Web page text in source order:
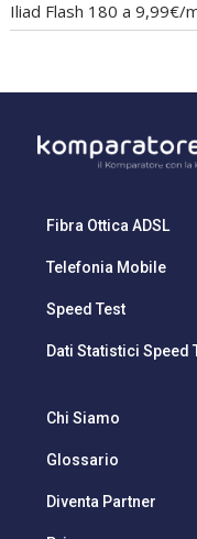
Iliad Flash 180 a 9,99€/
Fibra Ottica ADSL
Telefonia Mobile
Speed Test
Dati Statistici Speed
Chi Siamo
Glossario
Diventa Partner